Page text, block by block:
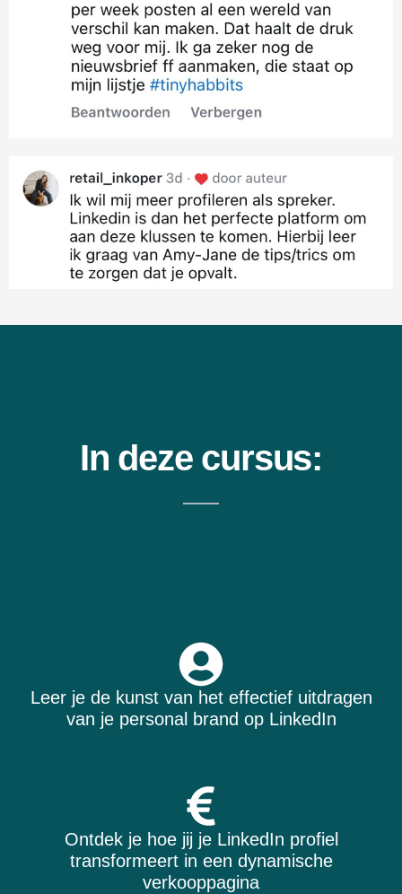
In deze cursus:
Leer je de kunst van het effectief uitdragen
van je personal brand op LinkedIn
Ontdek je hoe jij je LinkedIn profiel
transformeert in een dynamische
verkooppagina